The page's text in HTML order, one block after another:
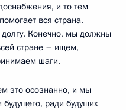
и то тем
вся страна.
Конечно, мы должны
стране – ищем,
шаги.
это осознанно, и мы
ради будущих